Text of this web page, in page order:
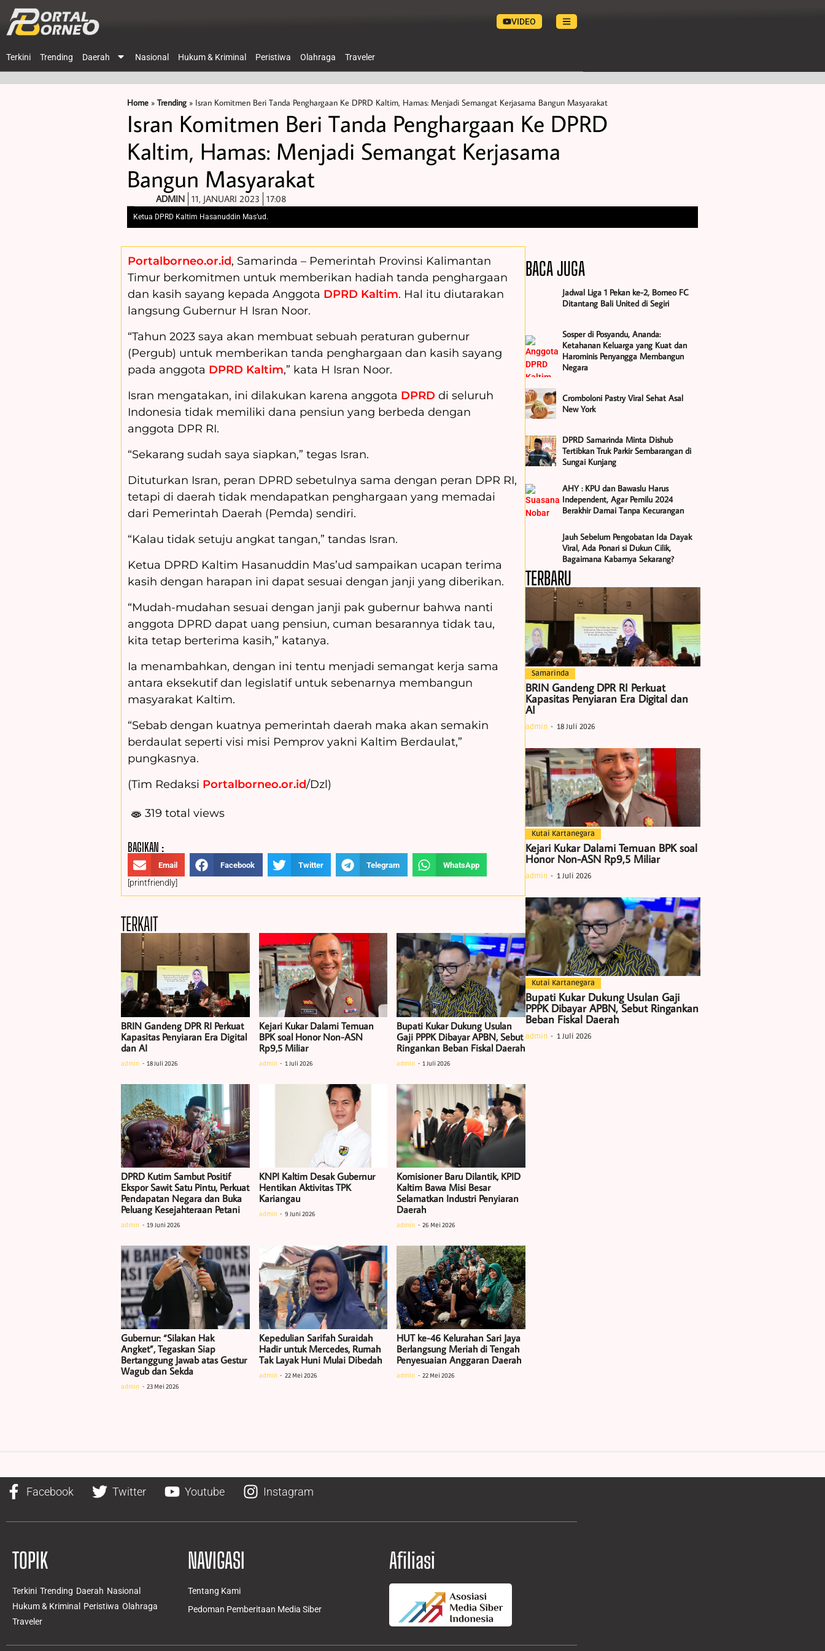
VIDEO
Terkini Trending Daerah Nasional Hukum & Kriminal Peristiwa Olahraga Traveler
Home » Trending » Isran Komitmen Beri Tanda Penghargaan Ke DPRD Kaltim, Hamas: Menjadi Semangat Kerjasama Bangun Masyarakat
Isran Komitmen Beri Tanda Penghargaan Ke DPRD
Kaltim, Hamas: Menjadi Semangat Kerjasama
Bangun Masyarakat
ADMIN 11, JANUARI 2023 17:08
Ketua DPRD Kaltim Hasanuddin Mas’ud.
Portalborneo.or.id, Samarinda – Pemerintah Provinsi Kalimantan
Timur berkomitmen untuk memberikan hadiah tanda penghargaan
dan kasih sayang kepada Anggota DPRD Kaltim. Hal itu diutarakan
langsung Gubernur H Isran Noor.
“Tahun 2023 saya akan membuat sebuah peraturan gubernur
(Pergub) untuk memberikan tanda penghargaan dan kasih sayang
pada anggota DPRD Kaltim,” kata H Isran Noor.
Isran mengatakan, ini dilakukan karena anggota DPRD di seluruh
Indonesia tidak memiliki dana pensiun yang berbeda dengan
anggota DPR RI.
“Sekarang sudah saya siapkan,” tegas Isran.
Dituturkan Isran, peran DPRD sebetulnya sama dengan peran DPR RI,
tetapi di daerah tidak mendapatkan penghargaan yang memadai
dari Pemerintah Daerah (Pemda) sendiri.
“Kalau tidak setuju angkat tangan,” tandas Isran.
Ketua DPRD Kaltim Hasanuddin Mas’ud sampaikan ucapan terima
kasih dengan harapan ini dapat sesuai dengan janji yang diberikan.
“Mudah-mudahan sesuai dengan janji pak gubernur bahwa nanti
anggota DPRD dapat uang pensiun, cuman besarannya tidak tau,
kita tetap berterima kasih,” katanya.
Ia menambahkan, dengan ini tentu menjadi semangat kerja sama
antara eksekutif dan legislatif untuk sebenarnya membangun
masyarakat Kaltim.
“Sebab dengan kuatnya pemerintah daerah maka akan semakin
berdaulat seperti visi misi Pemprov yakni Kaltim Berdaulat,”
pungkasnya.
(Tim Redaksi Portalborneo.or.id/Dzl)
319 total views
BAGIKAN :
Email Facebook Twitter Telegram WhatsApp
[printfriendly]
TERKAIT
BRIN Gandeng DPR RI Perkuat
Kapasitas Penyiaran Era Digital
dan AI
admin 18 Juli 2026
Kejari Kukar Dalami Temuan
BPK soal Honor Non-ASN
Rp9,5 Miliar
admin 1 Juli 2026
Bupati Kukar Dukung Usulan
Gaji PPPK Dibayar APBN, Sebut
Ringankan Beban Fiskal Daerah
admin 1 Juli 2026
DPRD Kutim Sambut Positif
Ekspor Sawit Satu Pintu, Perkuat
Pendapatan Negara dan Buka
Peluang Kesejahteraan Petani
admin 19 Juni 2026
KNPI Kaltim Desak Gubernur
Hentikan Aktivitas TPK
Kariangau
admin 9 Juni 2026
Komisioner Baru Dilantik, KPID
Kaltim Bawa Misi Besar
Selamatkan Industri Penyiaran
Daerah
admin 26 Mei 2026
Gubernur: “Silakan Hak
Angket”, Tegaskan Siap
Bertanggung Jawab atas Gestur
Wagub dan Sekda
admin 23 Mei 2026
Kepedulian Sarifah Suraidah
Hadir untuk Mercedes, Rumah
Tak Layak Huni Mulai Dibedah
admin 22 Mei 2026
HUT ke-46 Kelurahan Sari Jaya
Berlangsung Meriah di Tengah
Penyesuaian Anggaran Daerah
admin 22 Mei 2026
BACA JUGA
Jadwal Liga 1 Pekan ke-2, Borneo FC
Ditantang Bali United di Segiri
Sosper di Posyandu, Ananda:
Ketahanan Keluarga yang Kuat dan
Harominis Penyangga Membangun
Negara
Cromboloni Pastry Viral Sehat Asal
New York
DPRD Samarinda Minta Dishub
Tertibkan Truk Parkir Sembarangan di
Sungai Kunjang
AHY : KPU dan Bawaslu Harus
Independent, Agar Pemilu 2024
Berakhir Damai Tanpa Kecurangan
Jauh Sebelum Pengobatan Ida Dayak
Viral, Ada Ponari si Dukun Cilik,
Bagaimana Kabarnya Sekarang?
TERBARU
Samarinda
BRIN Gandeng DPR RI Perkuat
Kapasitas Penyiaran Era Digital dan
AI
admin 18 Juli 2026
Kutai Kartanegara
Kejari Kukar Dalami Temuan BPK soal
Honor Non-ASN Rp9,5 Miliar
admin 1 Juli 2026
Kutai Kartanegara
Bupati Kukar Dukung Usulan Gaji
PPPK Dibayar APBN, Sebut Ringankan
Beban Fiskal Daerah
admin 1 Juli 2026
Facebook Twitter Youtube Instagram
TOPIK
Terkini Trending Daerah Nasional
Hukum & Kriminal
Peristiwa Olahraga
Traveler
NAVIGASI
Tentang Kami
Pedoman Pemberitaan Media Siber
Afiliasi